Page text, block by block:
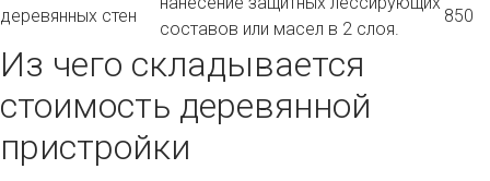
деревянных стен
составов или масел в 2 слоя.
850
Из чего складывается
стоимость деревянной
пристройки